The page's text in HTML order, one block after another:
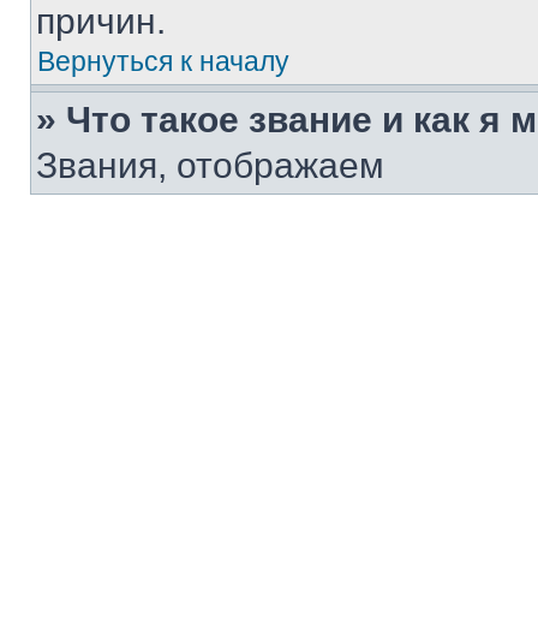
причин.
Вернуться к началу
» Что такое звание и как я
Звания, отображаем